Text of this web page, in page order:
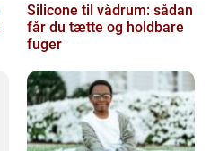
Silicone til vådrum: sådan
får du tætte og holdbare
fuger